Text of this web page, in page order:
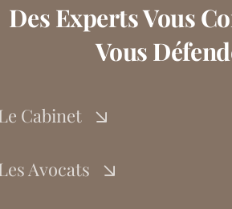
Des Experts Vous
Vous
Cabinet
Avocats